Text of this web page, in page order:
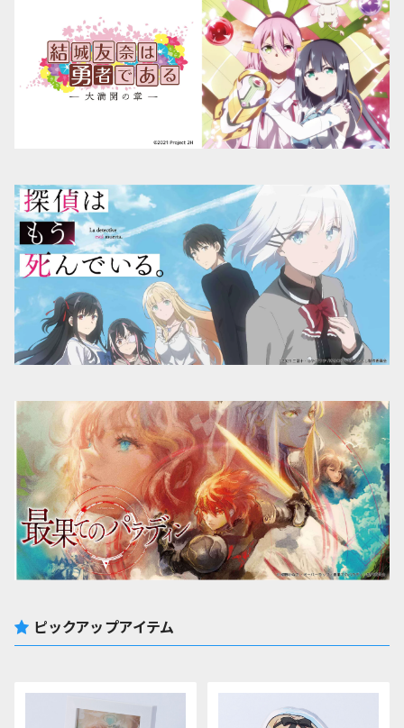
ピックアップアイテム